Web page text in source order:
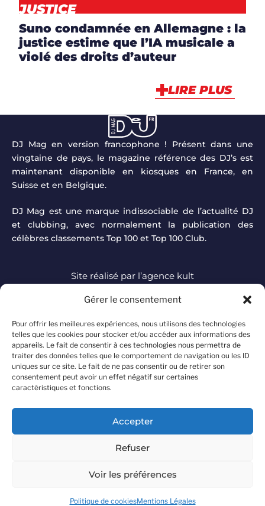
Gérer le consentement
Pour offrir les meilleures expériences, nous utilisons des technologies
telles que les cookies pour stocker et/ou accéder aux informations des
appareils. Le fait de consentir à ces technologies nous permettra de
traiter des données telles que le comportement de navigation ou les ID
uniques sur ce site. Le fait de ne pas consentir ou de retirer son
consentement peut avoir un effet négatif sur certaines
caractéristiques et fonctions.
Accepter
Refuser
Voir les préférences
Politique de cookiesMentions Légales
JUSTICE
Suno condamnée en Allemagne : la
justice estime que l’IA musicale a
violé des droits d’auteur
LIRE PLUS
DJ Mag en version francophone ! Présent dans une
vingtaine de pays, le magazine référence des DJ’s est
maintenant disponible en kiosques en France, en
Suisse et en Belgique.
DJ Mag est une marque indissociable de l’actualité DJ
et clubbing, avec normalement la publication des
célèbres classements Top 100 et Top 100 Club.
Site réalisé par l’agence kult
monde
Offre d'abonnement
Devenir annonceur
Contacter le magazine
A propos
TOUTE L'ACTUALITÉ
FOCUS ARTISTES
TOP 100 DJ MAG
INTERVIEWS
Mentions légales
Politique de confidentialité
Conditions générales de vente
Rejoindre l'équipe DJ Mag